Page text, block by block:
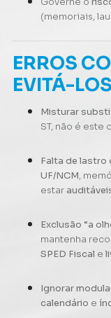
(memoriais,
ERROS
EVITÁ-
Misturar
ST, não é este
Falta de lastro
UF/NCM,
estar
Exclusão “a
mantenha
SPED Fiscal e
Ignorar
calendário e